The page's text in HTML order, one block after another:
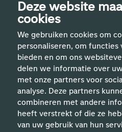
Deze website
cookies
We gebruiken cookies om
personaliseren, om functies
bieden en om ons
delen we informatie over
met onze partners voor
analyse. Deze partners
combineren met andere
heeft verstrekt of die ze
van uw gebruik van hun
Handige links